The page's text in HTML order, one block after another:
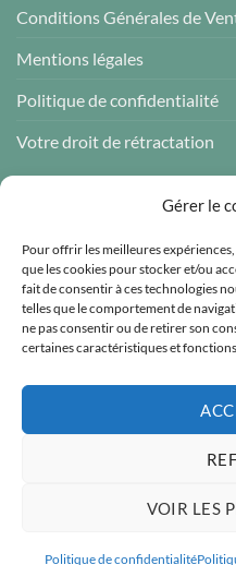
Gérer le
Pour offrir les meilleures
que les cookies pour stocker et/ou
fait de consentir à ces technologies
telles que le comportement de
ne pas consentir ou de retirer son
certaines caractéristiques et
VOIR LES
Politique de confidentialité
Conditions Générales de
Mentions légales
Politique de confidentialité
Votre droit de rétractation
Atelier des